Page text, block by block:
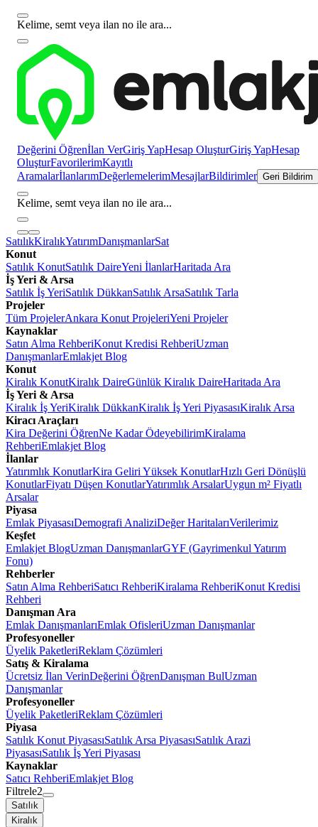
Kelime, semt veya ilan no ile ara...
Değerini Öğrenİlan VerGiriş YapHesap OluşturGiriş YapHesap
OluşturFavorilerimKayıtlı
AramalarİlanlarımDeğerlemelerimMesajlarBildirimler Geri Bildirim
Kelime, semt veya ilan no ile ara...
SatılıkKiralıkYatırımDanışmanlarSat
Konut
Satılık KonutSatılık DaireYeni İlanlarHaritada Ara
İş Yeri & Arsa
Satılık İş YeriSatılık DükkanSatılık ArsaSatılık Tarla
Projeler
Tüm ProjelerAnkara Konut ProjeleriYeni Projeler
Kaynaklar
Satın Alma RehberiKonut Kredisi RehberiUzman
DanışmanlarEmlakjet Blog
Konut
Kiralık KonutKiralık DaireGünlük Kiralık DaireHaritada Ara
İş Yeri & Arsa
Kiralık İş YeriKiralık DükkanKiralık İş Yeri PiyasasıKiralık Arsa
Kiracı Araçları
Kira Değerini ÖğrenNe Kadar ÖdeyebilirimKiralama
RehberiEmlakjet Blog
İlanlar
Yatırımlık KonutlarKira Geliri Yüksek KonutlarHızlı Geri Dönüşlü
KonutlarFiyatı Düşen KonutlarYatırımlık ArsalarUygun m² Fiyatlı
Arsalar
Piyasa
Emlak PiyasasıDemografi AnaliziDeğer HaritalarıVerilerimiz
Keşfet
Emlakjet BlogUzman DanışmanlarGYF (Gayrimenkul Yatırım
Fonu)
Rehberler
Satın Alma RehberiSatıcı RehberiKiralama RehberiKonut Kredisi
Rehberi
Danışman Ara
Emlak DanışmanlarıEmlak OfisleriUzman Danışmanlar
Profesyoneller
Üyelik PaketleriReklam Çözümleri
Satış & Kiralama
Ücretsiz İlan VerinDeğerini ÖğrenDanışman BulUzman
Danışmanlar
Profesyoneller
Üyelik PaketleriReklam Çözümleri
Piyasa
Satılık Konut PiyasasıSatılık Arsa PiyasasıSatılık Arazi
PiyasasıSatılık İş Yeri Piyasası
Kaynaklar
Satıcı RehberiEmlakjet Blog
Filtrele2
Satılık
Kiralık